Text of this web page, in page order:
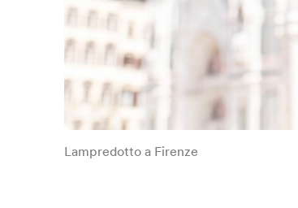
Lampredotto a Firenze